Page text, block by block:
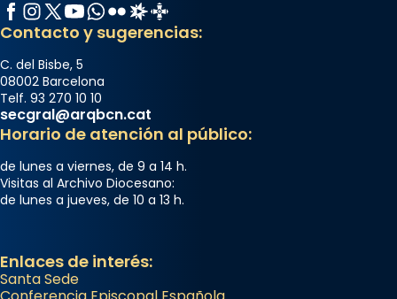
Facebook
Instagram
X / Twitter
YouTube
WhatsApp
FlickrRadio Estel
Catalunya Cristiana
Contacto y sugerencias:
C. del Bisbe, 5
08002 Barcelona
Telf. 93 270 10 10
secgral@arqbcn.cat
Horario de atención al público:
de lunes a viernes, de 9 a 14 h.
Visitas al Archivo Diocesano:
de lunes a jueves, de 10 a 13 h.
Enlaces de interés:
Santa Sede